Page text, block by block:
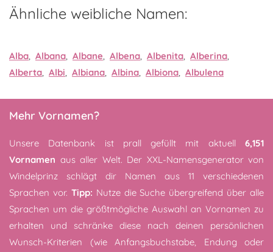
Ähnliche weibliche Namen:
Alba, Albana, Albane, Albena, Albenita, Alberina,
Alberta, Albi, Albiana, Albina, Albiona, Albulena
Mehr Vornamen?
Unsere Datenbank ist prall gefüllt mit aktuell 6,151
Vornamen aus aller Welt. Der XXL-Namensgenerator von
Windelprinz schlägt dir Namen aus 11 verschiedenen
Sprachen vor. Tipp: Nutze die Suche übergreifend über alle
Sprachen um die größtmögliche Auswahl an Vornamen zu
erhalten und schränke diese nach deinen persönlichen
Wunsch-Kriterien (wie Anfangsbuchstabe, Endung oder